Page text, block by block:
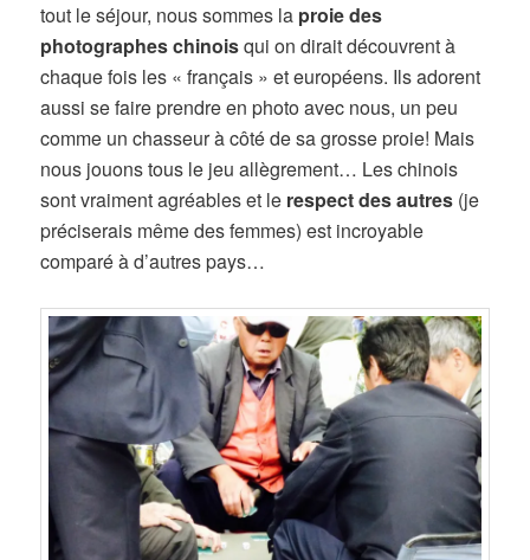
tout le séjour, nous sommes la proie des
photographes chinoisqui on dirait découvrent à
chaque fois les « français » et européens. Ils adorent
aussi se faire prendre en photo avec nous, un peu
comme un chasseur à côté de sa grosse proie! Mais
nous jouons tous le jeu allègrement… Les chinois
sont vraiment agréables et le respect des autres (je
préciserais même des femmes) est incroyable
comparé à d’autres pays…